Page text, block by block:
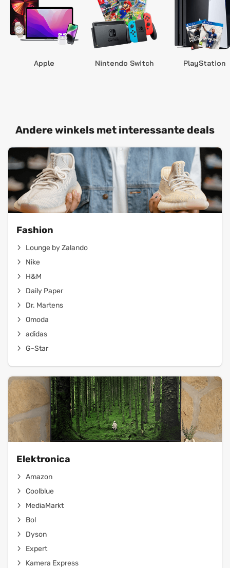
Apple Nintendo Switch PlayStation
Andere winkels met interessante deals
Fashion
Lounge by Zalando
Nike
H&M
Daily Paper
Dr. Martens
Omoda
adidas
G-Star
Elektronica
Amazon
Coolblue
MediaMarkt
Bol
Dyson
Expert
Kamera Express